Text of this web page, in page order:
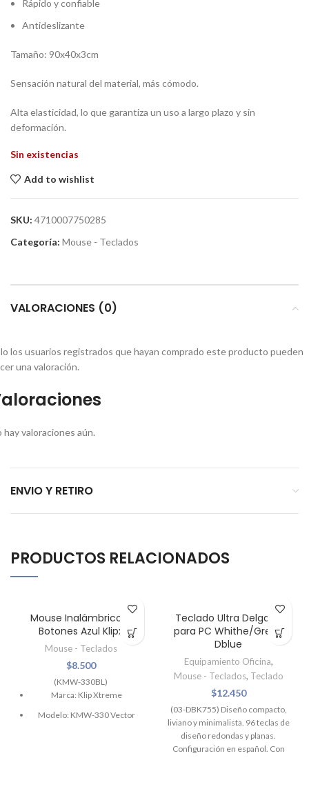
Rápido y confiable
Antideslizante
Tamaño: 90x40x3cm
Sensación natural del material, más cómodo.
Alta elasticidad, lo que garantiza un uso a largo plazo y sin
deformación.
Sin existencias
Add to wishlist
SKU: 4710007750285
Categoría: Mouse - Teclados
VALORACIONES (0)
hay valoraciones aún.
los usuarios registrados que hayan comprado este producto pueden
una valoración.
ENVIO Y RETIRO
PRODUCTOS RELACIONADOS
Mouse Inalámbrico 6
Botones Azul Klipx
Mouse - Teclados
$8.500
(KMW-330BL)
Marca: Klip Xtreme
Modelo: KMW-330 Vector
Teclado Ultra Delgado
para PC Whithe/Green
Dblue
Equipamiento Oficina,
Mouse - Teclados, Teclado
$12.450
(03-DBK755) Diseño compacto,
liviano y minimalista. 96 teclas de
diseño redondas y planas.
Configuración en español. Con